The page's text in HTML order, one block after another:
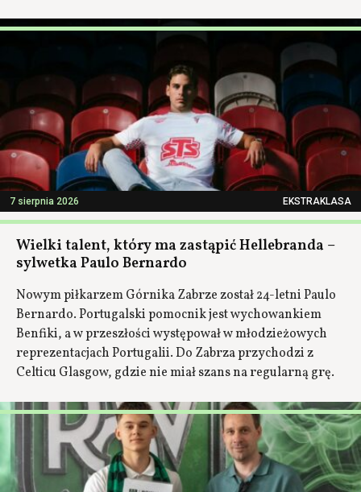
7 sierpnia 2026 EKSTRAKLASA
Wielki talent, który ma zastąpić Hellebranda –
sylwetka Paulo Bernardo
Nowym piłkarzem Górnika Zabrze został 24-letni Paulo
Bernardo. Portugalski pomocnik jest wychowankiem
Benfiki, a w przeszłości występował w młodzieżowych
reprezentacjach Portugalii. Do Zabrza przychodzi z
Celticu Glasgow, gdzie nie miał szans na regularną grę.